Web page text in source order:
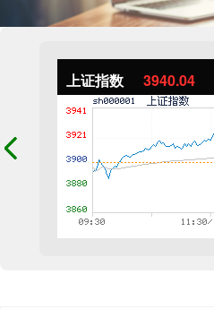
上证指数 3940.04